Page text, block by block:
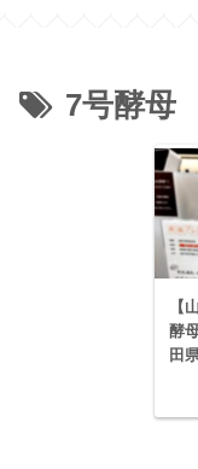
7号酵母
【
酵
田